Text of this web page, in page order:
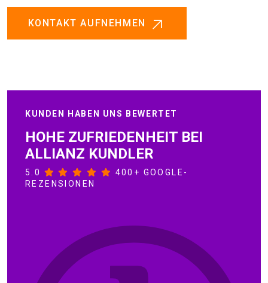
KONTAKT AUFNEHMEN
KUNDEN HABEN UNS BEWERTET
HOHE ZUFRIEDENHEIT BEI
ALLIANZ KUNDLER
5.0
400+ GOOGLE-
REZENSIONEN